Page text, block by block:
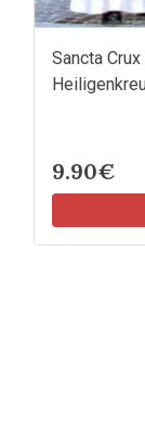
Sancta
9.90€